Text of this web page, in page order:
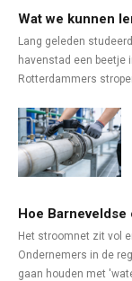
Wat we kunnen
Lang geleden
havenstad een beetje
Rotterdammers
Hoe
Het stroomnet zit vol
Ondernemers in de
gaan houden met